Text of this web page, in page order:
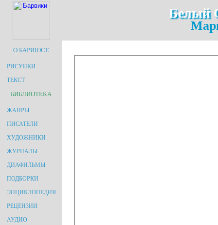
Белый
О БАРИЮСЕ
РИСУНКИ
ТЕКСТ
БИБЛИОТЕКА
ЖАНРЫ
ПИСАТЕЛИ
ХУДОЖНИКИ
ЖУРНАЛЫ
ДИАФИЛЬМЫ
ПОДБОРКИ
ЭНЦИКЛОПЕДИЯ
РЕЦЕНЗИИ
АУДИО